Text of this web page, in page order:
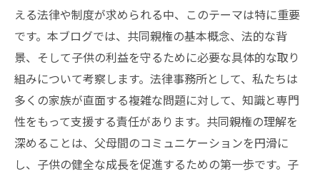
える法律や制度が求められる中、このテーマは特に重要
です。本ブログでは、共同親権の基本概念、法的な背
景、そして子供の利益を守るために必要な具体的な取り
組みについて考察します。法律事務所として、私たちは
多くの家族が直面する複雑な問題に対して、知識と専門
性をもって支援する責任があります。共同親権の理解を
深めることは、父母間のコミュニケーションを円滑に
し、子供の健全な成長を促進するための第一歩です。子